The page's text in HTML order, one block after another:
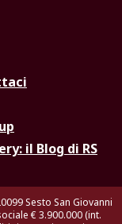
il Blog di RS
Sesto San Giovanni
€ 3.900.000 (int.